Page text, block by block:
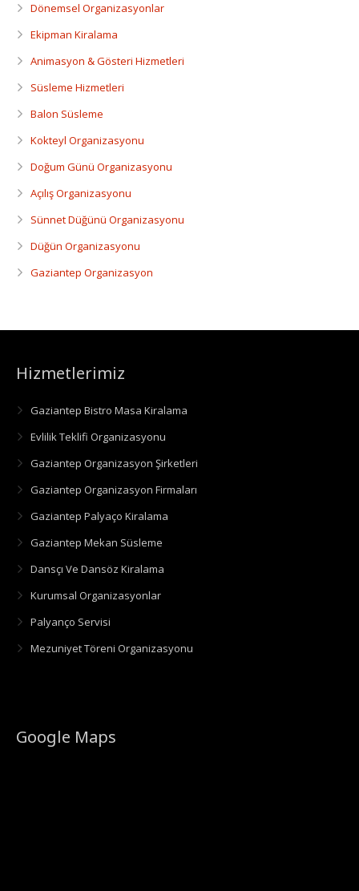
Dönemsel Organizasyonlar
Ekipman Kiralama
Animasyon & Gösteri Hizmetleri
Süsleme Hizmetleri
Balon Süsleme
Kokteyl Organizasyonu
Doğum Günü Organizasyonu
Açılış Organizasyonu
Sünnet Düğünü Organizasyonu
Düğün Organizasyonu
Gaziantep Organizasyon
Hizmetlerimiz
Gaziantep Bistro Masa Kiralama
Evlilik Teklifi Organizasyonu
Gaziantep Organizasyon Şirketleri
Gaziantep Organizasyon Firmaları
Gaziantep Palyaço Kiralama
Gaziantep Mekan Süsleme
Dansçı Ve Dansöz Kiralama
Kurumsal Organizasyonlar
Palyanço Servisi
Mezuniyet Töreni Organizasyonu
Google Maps